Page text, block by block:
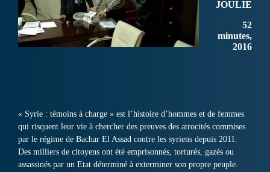
JOULIE
52
minutes,
2016
« Syrie : témoins à charge » est l’histoire d’hommes et de femmes
qui risquent leur vie à chercher des preuves des atrocités commises
par le régime de Bachar El Assad contre les syriens depuis 2011.
Des milliers de citoyens ont été emprisonnés, torturés, gazés ou
assassinés par un Etat déterminé à exterminer son propre peuple.